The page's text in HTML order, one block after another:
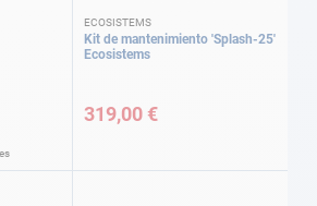
ECOSISTEMS
Kit de mantenimiento 'Splash-25'
Ecosistems
319,00 €